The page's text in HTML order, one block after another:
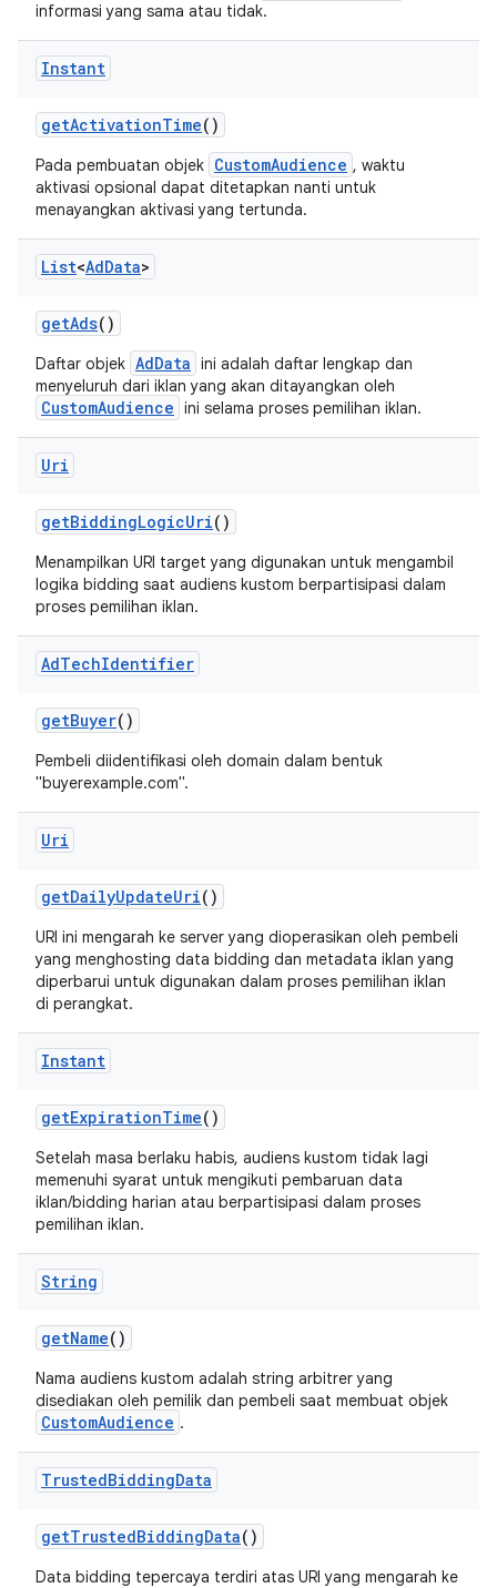
informasi yang sama atau tidak.
Instant
getActivationTime()
Pada pembuatan objek CustomAudience , waktu
aktivasi opsional dapat ditetapkan nanti untuk
menayangkan aktivasi yang tertunda.
List<AdData>
getAds()
Daftar objek AdData ini adalah daftar lengkap dan
menyeluruh dari iklan yang akan ditayangkan oleh
CustomAudience ini selama proses pemilihan iklan.
Uri
getBiddingLogicUri()
Menampilkan URI target yang digunakan untuk mengambil
logika bidding saat audiens kustom berpartisipasi dalam
proses pemilihan iklan.
AdTechIdentifier
getBuyer()
Pembeli diidentifikasi oleh domain dalam bentuk
"buyerexample.com".
Uri
getDailyUpdateUri()
URI ini mengarah ke server yang dioperasikan oleh pembeli
yang menghosting data bidding dan metadata iklan yang
diperbarui untuk digunakan dalam proses pemilihan iklan
di perangkat.
Instant
getExpirationTime()
Setelah masa berlaku habis, audiens kustom tidak lagi
memenuhi syarat untuk mengikuti pembaruan data
iklan/bidding harian atau berpartisipasi dalam proses
pemilihan iklan.
String
getName()
Nama audiens kustom adalah string arbitrer yang
disediakan oleh pemilik dan pembeli saat membuat objek
CustomAudience .
TrustedBiddingData
getTrustedBiddingData()
Data bidding tepercaya terdiri atas URI yang mengarah ke